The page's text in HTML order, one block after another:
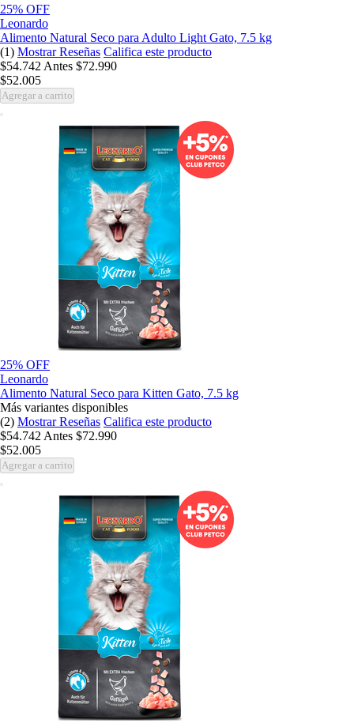
25% OFF
Leonardo
Alimento Natural Seco para Adulto Light Gato, 7.5 kg
(1) Mostrar Reseñas Califica este producto
$54.742 Antes $72.990
$52.005
Agregar a carrito
25% OFF
Leonardo
Alimento Natural Seco para Kitten Gato, 7.5 kg
Más variantes disponibles
(2) Mostrar Reseñas Califica este producto
$54.742 Antes $72.990
$52.005
Agregar a carrito